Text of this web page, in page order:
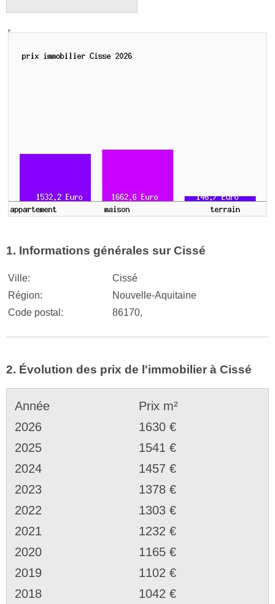
1. Informations générales sur Cissé
Ville:
Cissé
Région:
Nouvelle-Aquitaine
Code postal:
86170,
2. Évolution des prix de l'immobilier à Cissé
Année
Prix m²
2026
1630 €
2025
1541 €
2024
1457 €
2023
1378 €
2022
1303 €
2021
1232 €
2020
1165 €
2019
1102 €
2018
1042 €